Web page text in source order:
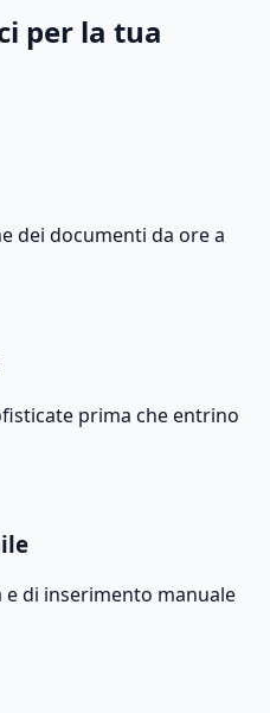
per la tua
dei documenti da ore a
prima che entrino
di inserimento manuale